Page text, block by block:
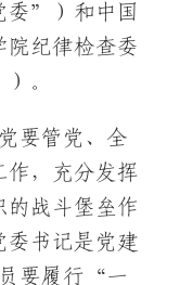
委”）和中国
院纪律检查委
。
要管党、全
作，充分发挥
的战斗堡垒作
委书记是党建
要履行“一